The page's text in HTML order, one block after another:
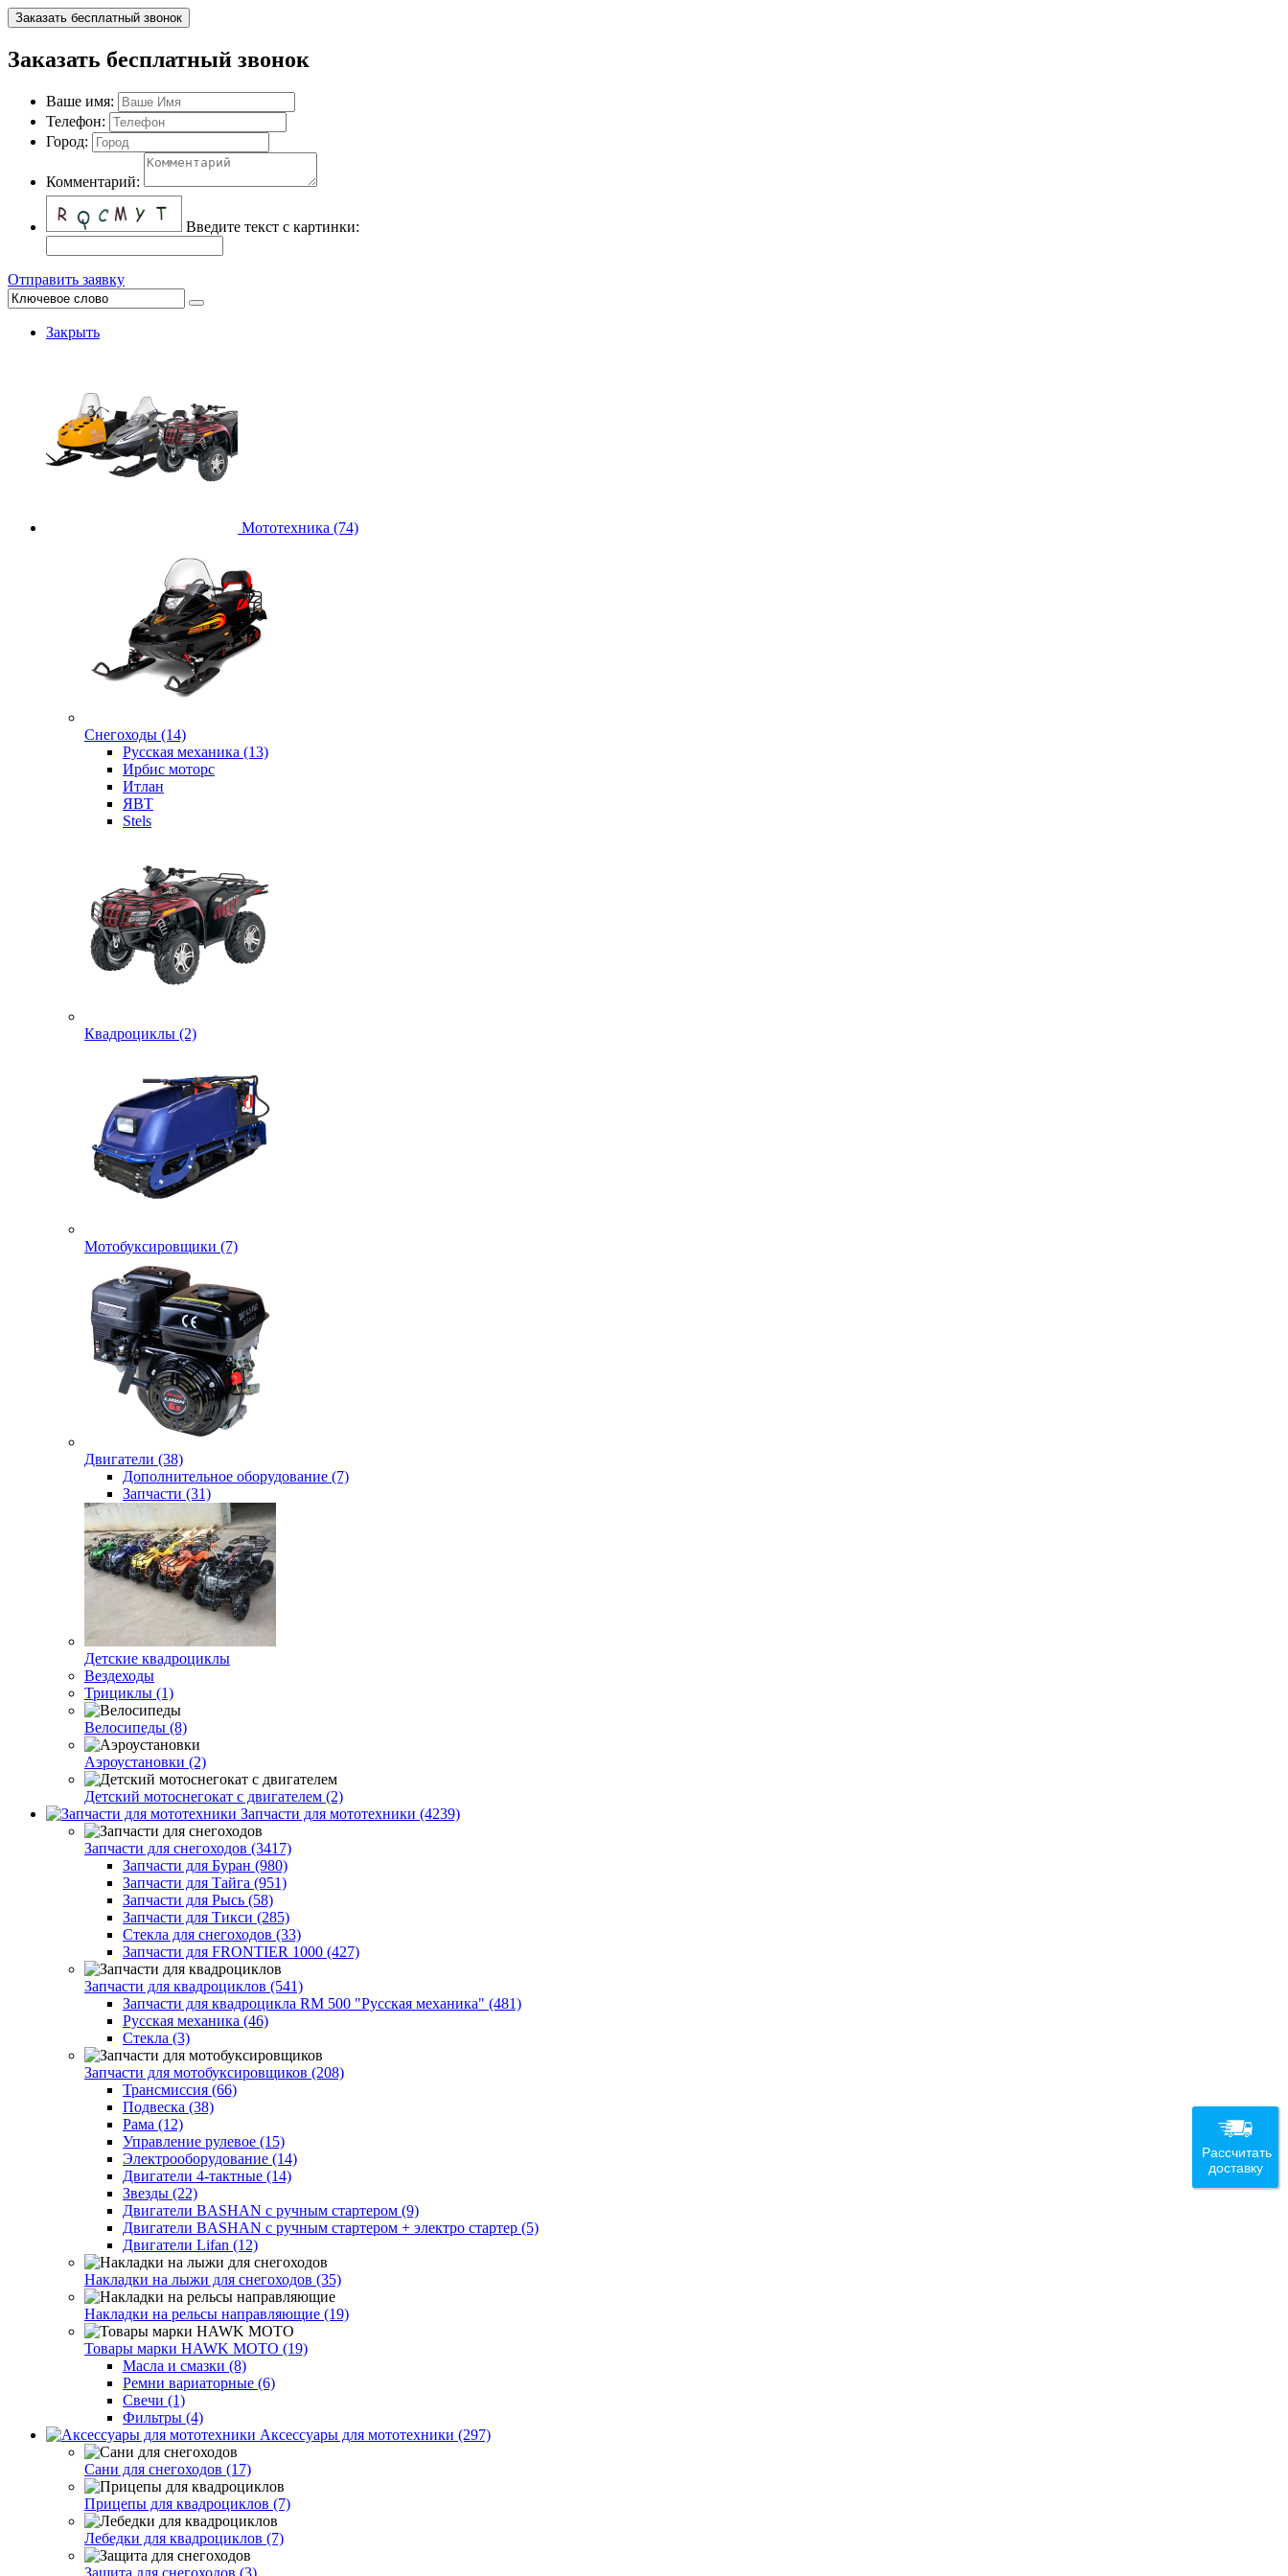
Заказать бесплатный звонок
Заказать бесплатный звонок
Ваше имя:
Телефон:
Город:
Комментарий:
Введите текст с картинки:
Отправить заявку
Закрыть
Мототехника (74)
Снегоходы (14)
Русская механика (13)
Ирбис моторс
Итлан
ЯВТ
Stels
Квадроциклы (2)
Мотобуксировщики (7)
Двигатели (38)
Дополнительное оборудование (7)
Запчасти (31)
Детские квадроциклы
Вездеходы
Трициклы (1)
Велосипеды (8)
Аэроустановки (2)
Детский мотоснегокат с двигателем (2)
Запчасти для мототехники (4239)
Запчасти для снегоходов (3417)
Запчасти для Буран (980)
Запчасти для Тайга (951)
Запчасти для Рысь (58)
Запчасти для Тикси (285)
Стекла для снегоходов (33)
Запчасти для FRONTIER 1000 (427)
Запчасти для квадроциклов (541)
Запчасти для квадроцикла RM 500 "Русская механика" (481)
Русская механика (46)
Стекла (3)
Запчасти для мотобуксировщиков (208)
Трансмиссия (66)
Подвеска (38)
Рама (12)
Управление рулевое (15)
Электрооборудование (14)
Двигатели 4-тактные (14)
Звезды (22)
Двигатели BASHAN с ручным стартером (9)
Двигатели BASHAN с ручным стартером + электро стартер (5)
Двигатели Lifan (12)
Накладки на лыжи для снегоходов (35)
Накладки на рельсы направляющие (19)
Товары марки HAWK MOTO (19)
Масла и смазки (8)
Ремни вариаторные (6)
Свечи (1)
Фильтры (4)
Аксессуары для мототехники (297)
Сани для снегоходов (17)
Прицепы для квадроциклов (7)
Лебедки для квадроциклов (7)
Защита для снегоходов (3)
Рассчитать
доставку